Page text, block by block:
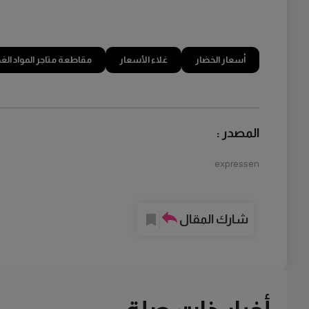
أسعار الخضار غلاء الأسعار مقاطعة متاجر المواد
المصدر :
expressen
شارك المقال